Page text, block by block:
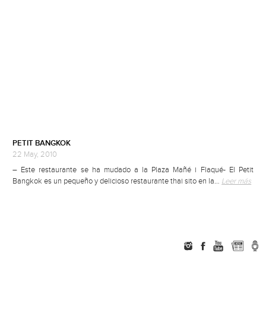
PETIT BANGKOK
22 May, 2010
– Este restaurante se ha mudado a la Plaza Mañé i Flaqué- El Petit
Bangkok es un pequeño y delicioso restaurante thai sito en la… Leer más